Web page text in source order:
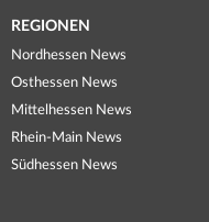
REGIONEN
Nordhessen News
Osthessen News
Mittelhessen News
Rhein-Main News
Südhessen News